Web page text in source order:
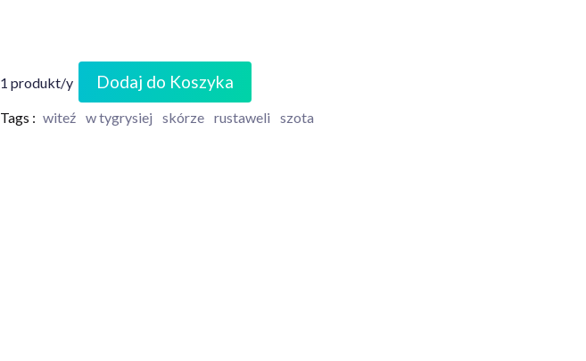
1 produkt/y Dodaj do Koszyka
Tags : witeź w tygrysiej skórze rustaweli szota